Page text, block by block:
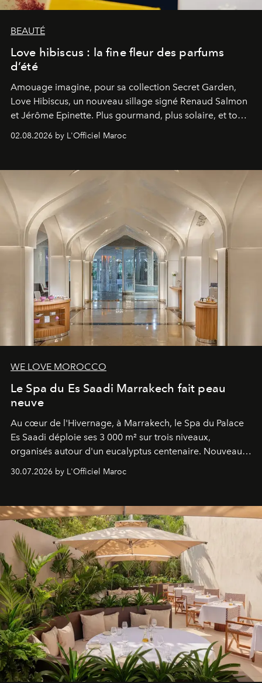
BEAUTÉ
Love hibiscus : la fine fleur des parfums
d’été
Amouage imagine, pour sa collection Secret Garden,
Love Hibiscus, un nouveau sillage signé Renaud Salmon
et Jérôme Epinette. Plus gourmand, plus solaire, et tout
02.08.2026 by L'Officiel Maroc
WE LOVE MOROCCO
Le Spa du Es Saadi Marrakech fait peau
neuve
Au cœur de l'Hivernage, à Marrakech, le Spa du Palace
Es Saadi déploie ses 3 000 m² sur trois niveaux,
organisés autour d'un eucalyptus centenaire. Nouveau
neuro-cosmétique, parcours thermal et studio dédié au
entièreté, entre science des émotions et rituels
reposants.
30.07.2026 by L'Officiel Maroc